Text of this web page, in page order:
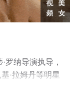
罗纳导演执导，
·拉姆丹等明星
揭晓（1-1全